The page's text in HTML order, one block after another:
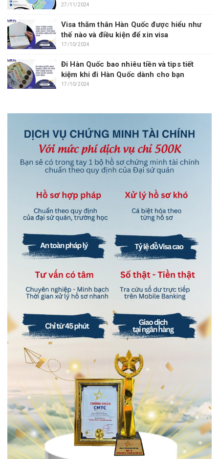
27/11/2024
Visa thăm thân Hàn Quốc được hiểu như
thế nào và điều kiện để xin visa
17/10/2024
Đi Hàn Quốc bao nhiêu tiền và tips tiết
kiệm khi đi Hàn Quốc dành cho bạn
17/10/2024